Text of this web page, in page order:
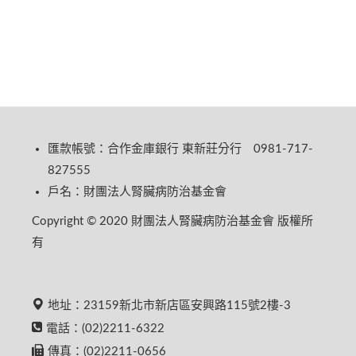
匯款帳號：合作金庫銀行 東新莊分行 0981-717-
827555
戶名：財團法人腎臟病防治基金會
Copyright © 2020 財團法人腎臟病防治基金會 版權所
有
地址：23159新北市新店區安興路115號2樓-3
電話：(02)2211-6322
傳真：(02)2211-0656